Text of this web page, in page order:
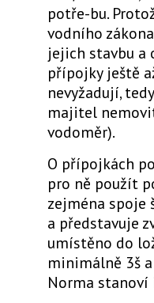
potře-bu.
vodního
jejich stavbu a
přípojky ještě
nevyžadují,
majitel
vodoměr).
O přípojkách
pro ně použít
zejména spoje
a představuje
umístěno do
minimálně 3š
Norma stanoví